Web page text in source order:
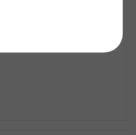
waarin de houtlagering
domineren. De Middellandse